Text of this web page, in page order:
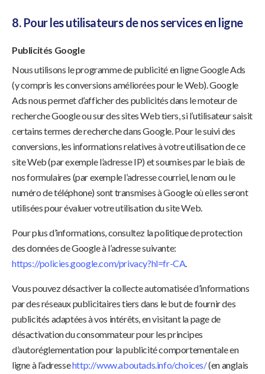
8. Pour les utilisateurs de nos services en ligne
Publicités Google
Nous utilisons le programme de publicité en ligne Google Ads
(y compris les conversions améliorées pour le Web). Google
Ads nous permet d’afficher des publicités dans le moteur de
recherche Google ou sur des sites Web tiers, si l’utilisateur saisit
certains termes de recherche dans Google. Pour le suivi des
conversions, les informations relatives à votre utilisation de ce
site Web (par exemple l’adresse IP) et soumises par le biais de
nos formulaires (par exemple l’adresse courriel, le nom ou le
numéro de téléphone) sont transmises à Google où elles seront
utilisées pour évaluer votre utilisation du site Web.
Pour plus d’informations, consultez la politique de protection
des données de Google à l’adresse suivante:
https://policies.google.com/privacy?hl=fr-CA.
Vous pouvez désactiver la collecte automatisée d’informations
par des réseaux publicitaires tiers dans le but de fournir des
publicités adaptées à vos intérêts, en visitant la page de
désactivation du consommateur pour les principes
d’autoréglementation pour la publicité comportementale en
ligne à l’adressehttp://www.aboutads.info/choices/(en anglais